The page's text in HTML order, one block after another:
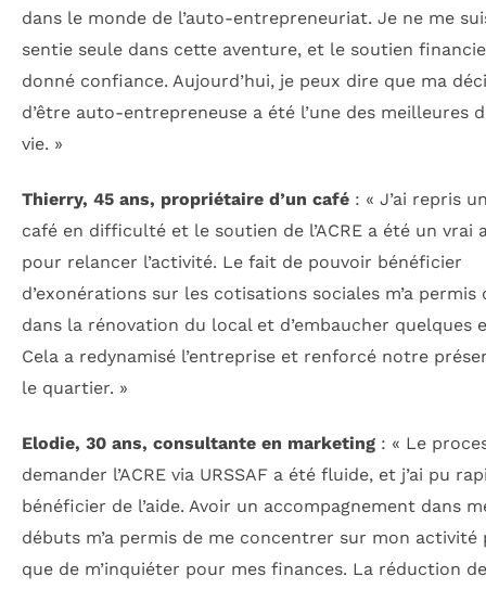
dans le monde de l’auto-entrepreneuriat. Je ne me
sentie seule dans cette aventure, et le soutien
donné confiance. Aujourd’hui, je peux dire que ma
d’être auto-entrepreneuse a été l’une des meilleures
vie. »
Thierry, 45 ans, propriétaire d’un café : « J’ai repris
café en difficulté et le soutien de l’ACRE a été un vrai
pour relancer l’activité. Le fait de pouvoir bénéficier
d’exonérations sur les cotisations sociales m’a permis
dans la rénovation du local et d’embaucher quelques
Cela a redynamisé l’entreprise et renforcé notre
le quartier. »
Elodie, 30 ans, consultante en marketing : « Le
demander l’ACRE via URSSAF a été fluide, et j’ai pu
bénéficier de l’aide. Avoir un accompagnement dans
débuts m’a permis de me concentrer sur mon
que de m’inquiéter pour mes finances. La réduction